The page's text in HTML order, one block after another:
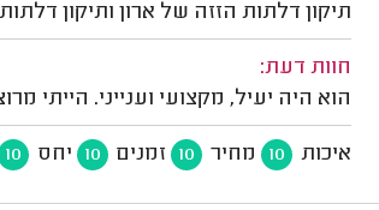
תיקון דלתות הזזה של ארון ותיקון
חוות דעת:
הוא היה יעיל, מקצועי וענייני. הייתי
איכות 10 מחיר 10 זמנים 10 יחס 10